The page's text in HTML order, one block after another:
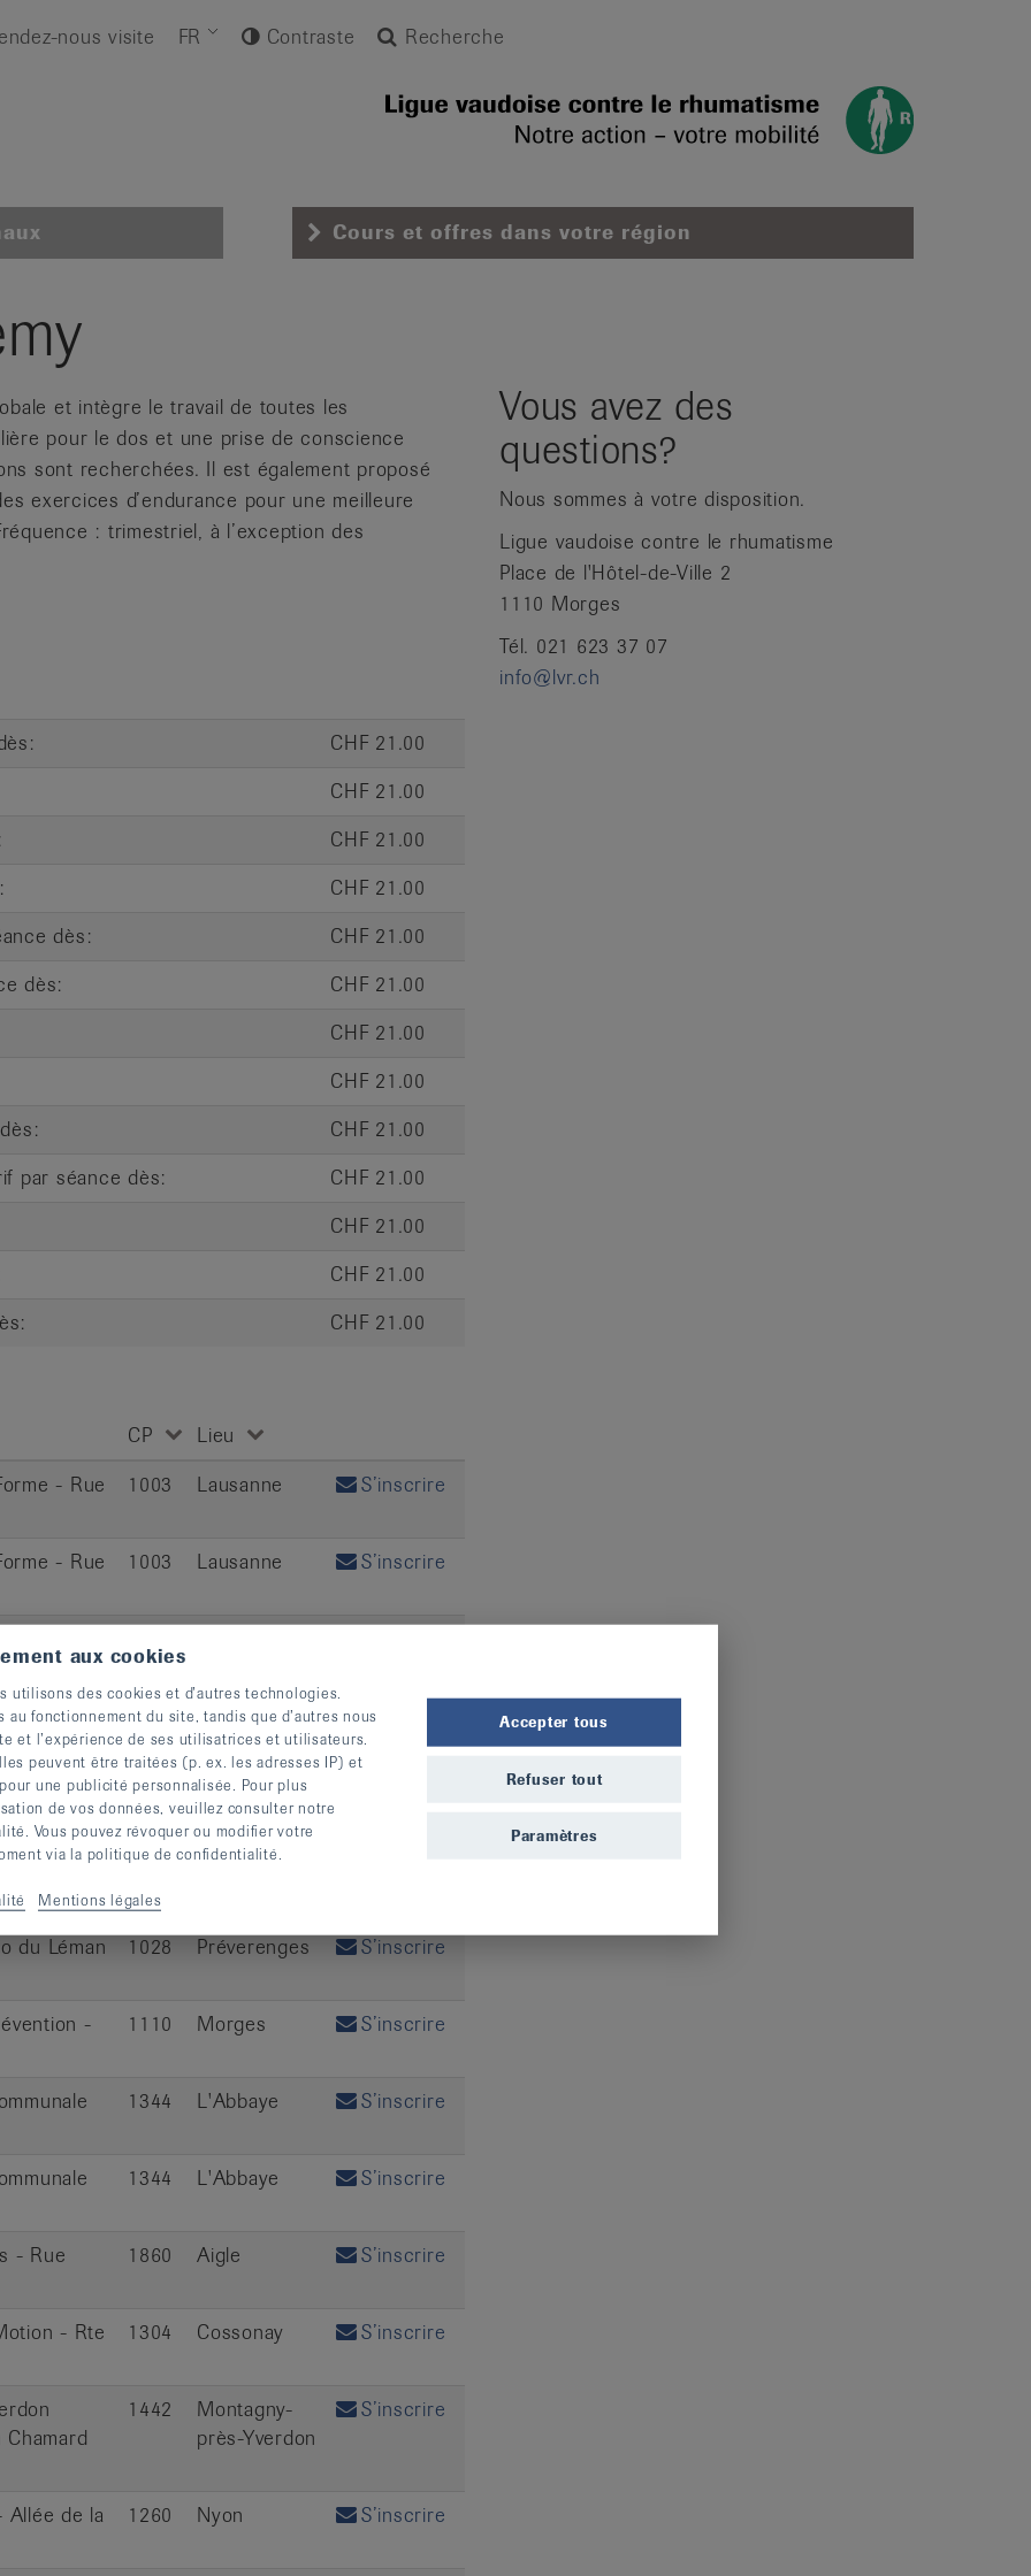
nous visite FR Contraste Recherche
Cours et offres dans votre région
et intègre le travail de toutes les
pour le dos et une prise de conscience
sont recherchées. Il est également proposé
exercices d’endurance pour une meilleure
: trimestriel, à l’exception des
CHF 21.00
CHF 21.00
CHF 21.00
CHF 21.00
dès:
CHF 21.00
dès:
CHF 21.00
CHF 21.00
CHF 21.00
CHF 21.00
par séance dès:
CHF 21.00
CHF 21.00
CHF 21.00
CHF 21.00
CP
Lieu
- Rue
1003 Lausanne S’inscrire
- Rue
1003 Lausanne S’inscrire
7
7
1162 Saint-Prex S’inscrire
- Rue
1800 Vevey
- Z.I. de
1070
du Léman
1028 Préverenges S’inscrire
-
1110 Morges S’inscrire
1344 L'Abbaye S’inscrire
1344 L'Abbaye S’inscrire
- Rue
1860 Aigle S’inscrire
- Rte
1304 Cossonay S’inscrire
1442
Montagny-
près-Yverdon
S’inscrire
Allée de la
1260 Nyon S’inscrire
Vous avez des
questions?
Nous sommes à votre disposition.
Ligue vaudoise contre le rhumatisme
Place de l'Hôtel-de-Ville 2
1110 Morges
Tél. 021 623 37 07
info@lvr.ch
aux cookies
utilisons des cookies et d’autres technologies.
fonctionnement du site, tandis que d’autres nous
et l’expérience de ses utilisatrices et utilisateurs.
peuvent être traitées (p. ex. les adresses IP) et
une publicité personnalisée. Pour plus
de vos données, veuillez consulter notre
Vous pouvez révoquer ou modifier votre
via la politique de confidentialité.
Mentions légales
Accepter tous
Refuser tout
Paramètres